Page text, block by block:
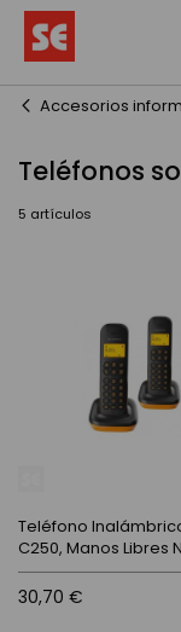
contenido
Accesorios
Teléfonos
5 artículos
Teléfono
C250, Manos Libres
30,70 €